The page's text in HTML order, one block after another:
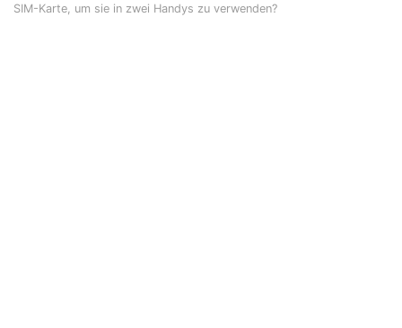
SIM-Karte, um sie in zwei Handys zu verwenden?